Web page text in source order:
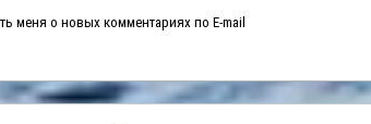
меня о новых комментариях по E-mail